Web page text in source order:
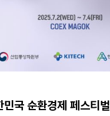
국 순환경제 페스티벌